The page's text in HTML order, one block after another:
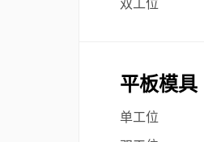
双工位
平板模具
单工位